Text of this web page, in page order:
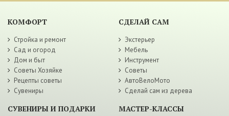
КОМФОРТ
Стройка и ремонт
Сад и огород
Дом и быт
Советы Хозяйке
Рецепты советы
Сувениры
СДЕЛАЙ САМ
Экстерьер
Мебель
Инструмент
Советы
АвтоВелоМото
Сделай сам из дерева
СУВЕНИРЫ И ПОДАРКИ МАСТЕР-КЛАССЫ